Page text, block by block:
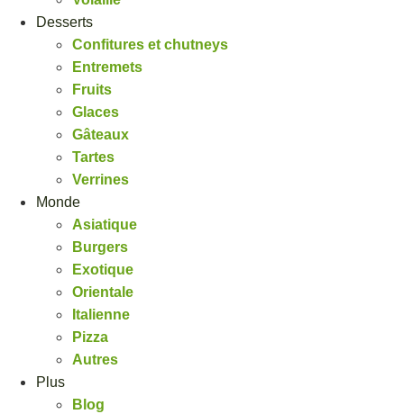
Desserts
Confitures et chutneys
Entremets
Fruits
Glaces
Gâteaux
Tartes
Verrines
Monde
Asiatique
Burgers
Exotique
Orientale
Italienne
Pizza
Autres
Plus
Blog